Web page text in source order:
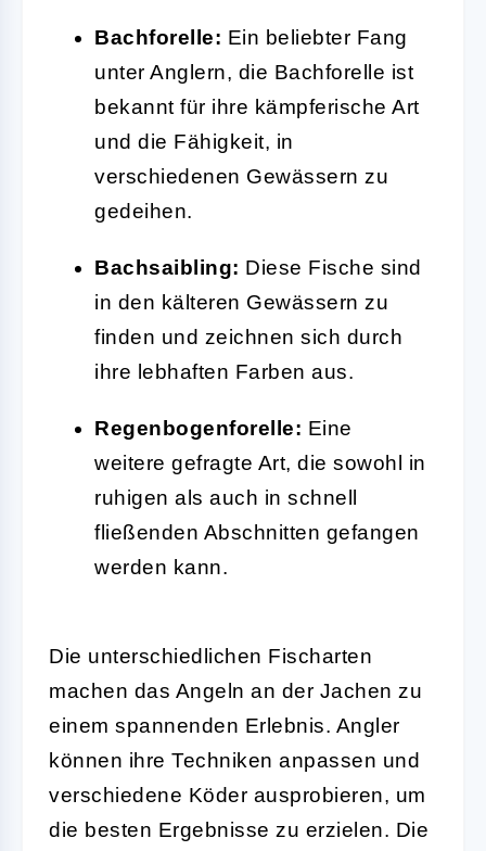
Bachforelle: Ein beliebter Fang
unter Anglern, die Bachforelle ist
bekannt für ihre kämpferische Art
und die Fähigkeit, in
verschiedenen Gewässern zu
gedeihen.
Bachsaibling: Diese Fische sind
in den kälteren Gewässern zu
finden und zeichnen sich durch
ihre lebhaften Farben aus.
Regenbogenforelle: Eine
weitere gefragte Art, die sowohl in
ruhigen als auch in schnell
fließenden Abschnitten gefangen
werden kann.
Die unterschiedlichen Fischarten
machen das Angeln an der Jachen zu
einem spannenden Erlebnis. Angler
können ihre Techniken anpassen und
verschiedene Köder ausprobieren, um
die besten Ergebnisse zu erzielen. Die